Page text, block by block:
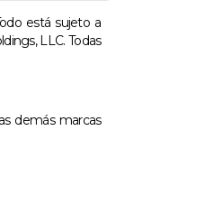
está sujeto a
LLC. Todas
demás marcas